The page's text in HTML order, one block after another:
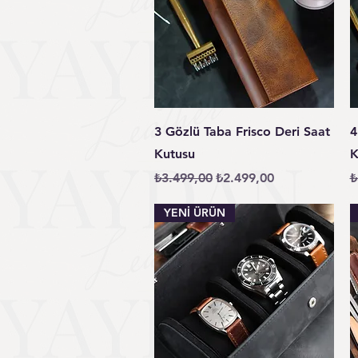
Hızlı Bakış
3 Gözlü Taba Frisco Deri Saat
Kutusu
Normal Fiyat
₺3.499,00 İndirimli Fiyat
₺2.499,00
YENİ ÜRÜN